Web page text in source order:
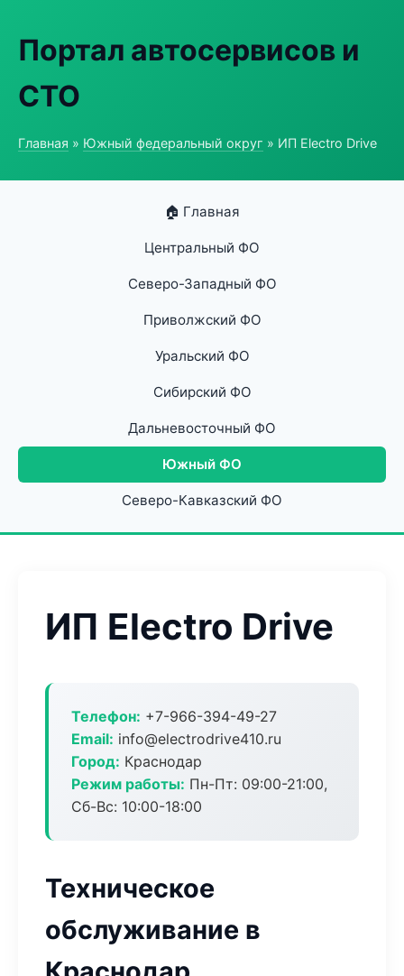
Портал автосервисов и
СТО
Главная » Южный федеральный округ » ИП Electro Drive
🏠 Главная
Центральный ФО
Северо-Западный ФО
Приволжский ФО
Уральский ФО
Сибирский ФО
Дальневосточный ФО
Южный ФО
Северо-Кавказский ФО
ИП Electro Drive
Телефон: +7-966-394-49-27
Email: info@electrodrive410.ru
Город: Краснодар
Режим работы: Пн-Пт: 09:00-21:00,
Сб-Вс: 10:00-18:00
Техническое
обслуживание в